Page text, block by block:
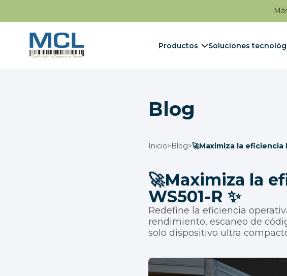
Productos Soluciones
Blog
Inicio>Blog>🚀Maximiza la eficiencia
🚀Maximiza la
WS501-R ✨
Redefine la eficiencia
rendimiento, escaneo de
solo dispositivo ultra